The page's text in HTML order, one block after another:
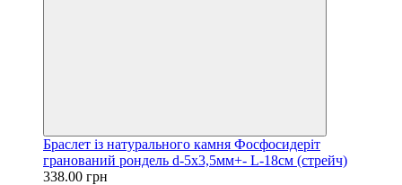
Браслет із натурального камня Фосфосидеріт
гранований рондель d-5х3,5мм+- L-18см (стрейч)
338.00 грн